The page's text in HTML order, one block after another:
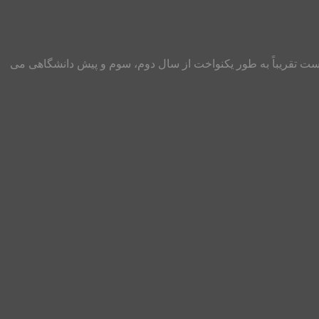
درس شیمی، بهترین روش مطالعه، تست زدن و مرور اهمیت و جایگاه: درس شیمی در کنکور سراسری ریاضی و تجربی شامل ۳۵ تست تقریباً به طور یکنواخت از سال دوم، سوم و پیش دانشگاهی می